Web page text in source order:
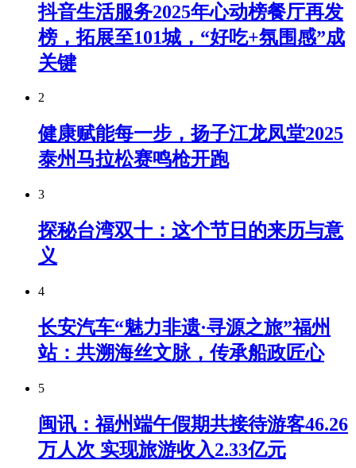
抖音生活服务2025年心动榜餐厅再发
榜，拓展至101城，“好吃+氛围感”成
关键
2
健康赋能每一步，扬子江龙凤堂2025
泰州马拉松赛鸣枪开跑
3
探秘台湾双十：这个节日的来历与意
义
4
长安汽车“魅力非遗·寻源之旅”福州
站：共溯海丝文脉，传承船政匠心
5
闽讯：福州端午假期共接待游客46.26
万人次 实现旅游收入2.33亿元